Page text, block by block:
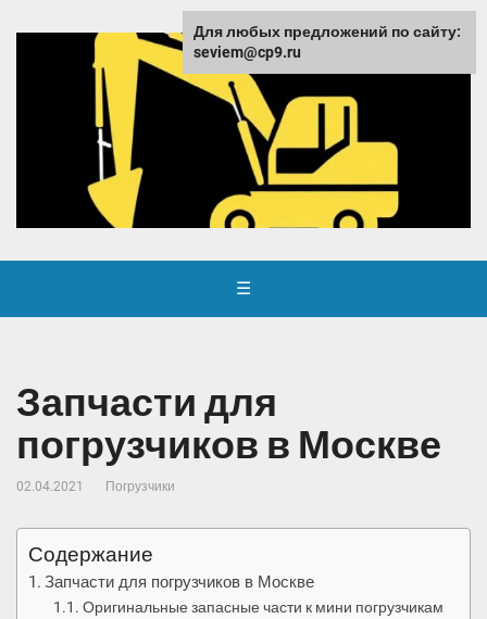
☰
Запчасти для
погрузчиков в Москве
02.04.2021 Погрузчики
Содержание
Запчасти для погрузчиков в Москве
Оригинальные запасные части к мини погрузчикам
Для любых предложений по сайту:
seviem@cp9.ru